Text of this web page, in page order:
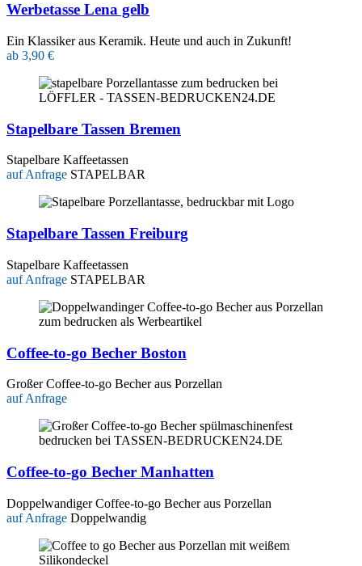
Werbetasse Lena gelb
Ein Klassiker aus Keramik. Heute und auch in Zukunft!
ab 3,90 €
Stapelbare Tassen Bremen
Stapelbare Kaffeetassen
auf Anfrage STAPELBAR
Stapelbare Tassen Freiburg
Stapelbare Kaffeetassen
auf Anfrage STAPELBAR
Coffee-to-go Becher Boston
Großer Coffee-to-go Becher aus Porzellan
auf Anfrage
Coffee-to-go Becher Manhatten
Doppelwandiger Coffee-to-go Becher aus Porzellan
auf Anfrage Doppelwandig